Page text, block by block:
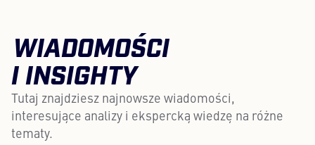
WIADOMOŚCI
I INSIGHTY
Tutaj znajdziesz najnowsze wiadomości,
interesujące analizy i ekspercką wiedzę na różne
tematy.